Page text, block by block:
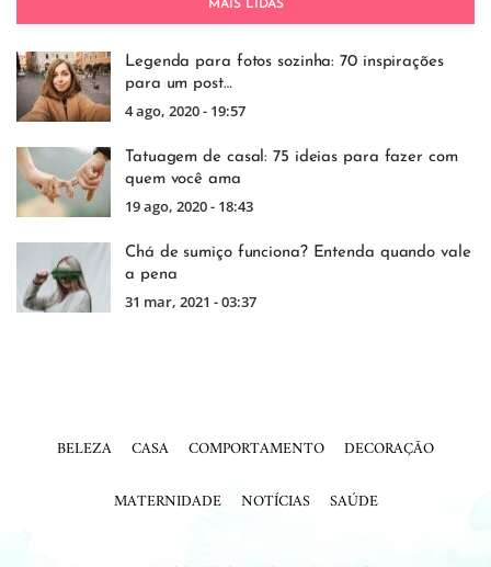
MAIS LIDAS
Legenda para fotos sozinha: 70 inspirações
para um post…
4 ago, 2020 - 19:57
Tatuagem de casal: 75 ideias para fazer com
quem você ama
19 ago, 2020 - 18:43
Chá de sumiço funciona? Entenda quando vale
a pena
31 mar, 2021 - 03:37
BELEZA CASA COMPORTAMENTO
DECORAÇÃO
MATERNIDADE
NOTÍCIAS SAÚDE